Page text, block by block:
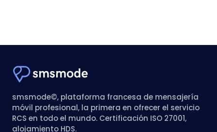
smsmode©, plataforma francesa de mensajería
móvil profesional, la primera en ofrecer el servicio
RCS en todo el mundo. Certificación ISO 27001,
alojamiento HDS.